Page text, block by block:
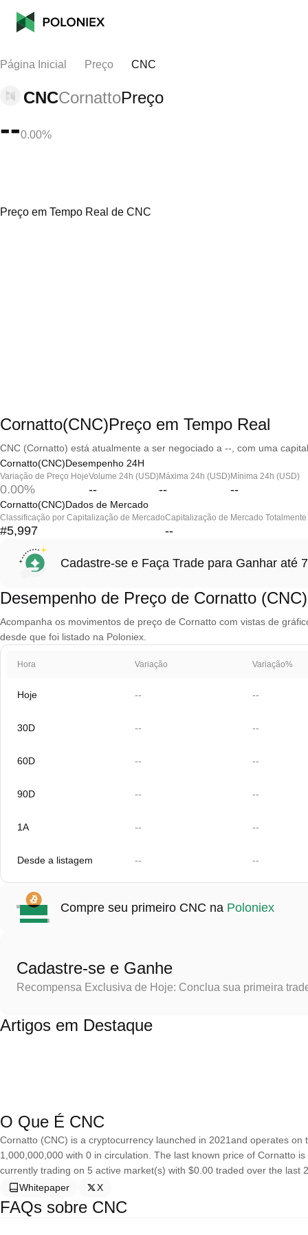
Página Inicial Preço CNC
CNCCornattoPreço
--0.00%
Preço em Tempo Real de CNC
Cornatto(CNC)Preço em Tempo Real
CNC (Cornatto) está atualmente a ser negociado a --, com uma
Cornatto(CNC)Desempenho 24H
Variação de Preço Hoje
0.00%
Volume 24h (USD)
--
Máxima 24h (USD)
--
Mínima 24h (USD)
--
Cornatto(CNC)Dados de Mercado
Classificação por Capitalização de Mercado
#5,997
Capitalização de Mercado
--
Cadastre-se e Faça Trade para Ganhar até
Desempenho de Preço de Cornatto (CNC)
Acompanha os movimentos de preço de Cornatto com vistas de
desde que foi listado na Poloniex.
Hora Variação Variação%
Hoje -- --
30D -- --
60D -- --
90D -- --
1A -- --
Desde a listagem -- --
Compre seu primeiro CNC na Poloniex
Cadastre-se e Ganhe
Recompensa Exclusiva de Hoje: Conclua sua primeira
Artigos em Destaque
O Que É CNC
Cornatto (CNC) is a cryptocurrency launched in 2021and operates
1,000,000,000 with 0 in circulation. The last known price of Cornatto
currently trading on 5 active market(s) with $0.00 traded over the
Whitepaper
X
FAQs sobre CNC